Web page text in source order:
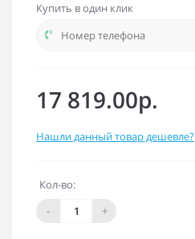
Купить в один клик
17 819.00р.
Нашли данный товар дешевле?
Кол-во:
-
+